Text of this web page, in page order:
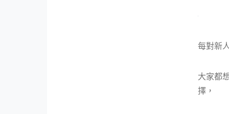
每對新
大家都
擇，